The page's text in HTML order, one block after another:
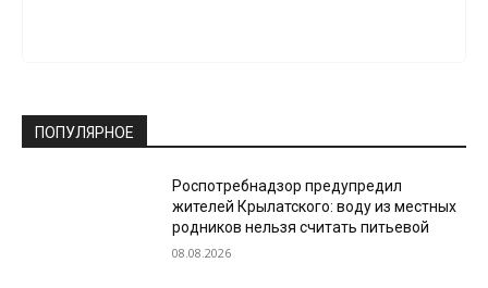
ПОПУЛЯРНОЕ
Роспотребнадзор предупредил
жителей Крылатского: воду из местных
родников нельзя считать питьевой
08.08.2026